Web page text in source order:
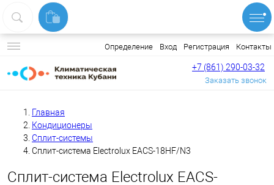
Определение Вход Регистрация Контакты
+7 (861) 290-03-32
Заказать звонок
Главная
Кондиционеры
Сплит-системы
Сплит-система Electrolux EACS-18HF/N3
Сплит-система Electrolux EACS-